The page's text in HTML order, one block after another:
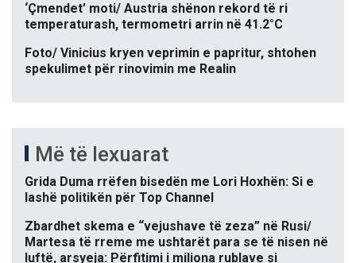
‘Çmendet’ moti/ Austria shënon rekord të ri
temperaturash, termometri arrin në 41.2°C
Foto/ Vinicius kryen veprimin e papritur, shtohen
spekulimet për rinovimin me Realin
Më të lexuarat
Grida Duma rrëfen bisedën me Lori Hoxhën: Si e
lashë politikën për Top Channel
Zbardhet skema e “vejushave të zeza” në Rusi/
Martesa të rreme me ushtarët para se të nisen në
luftë, arsyeja: Përfitimi i miliona rublave si